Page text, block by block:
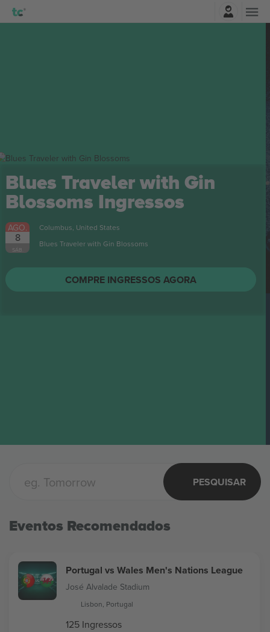
PESQUISAR
Eventos Recomendados
Portugal vs Wales Men's Nations League
José Alvalade Stadium
Lisbon, Portugal
125 Ingressos